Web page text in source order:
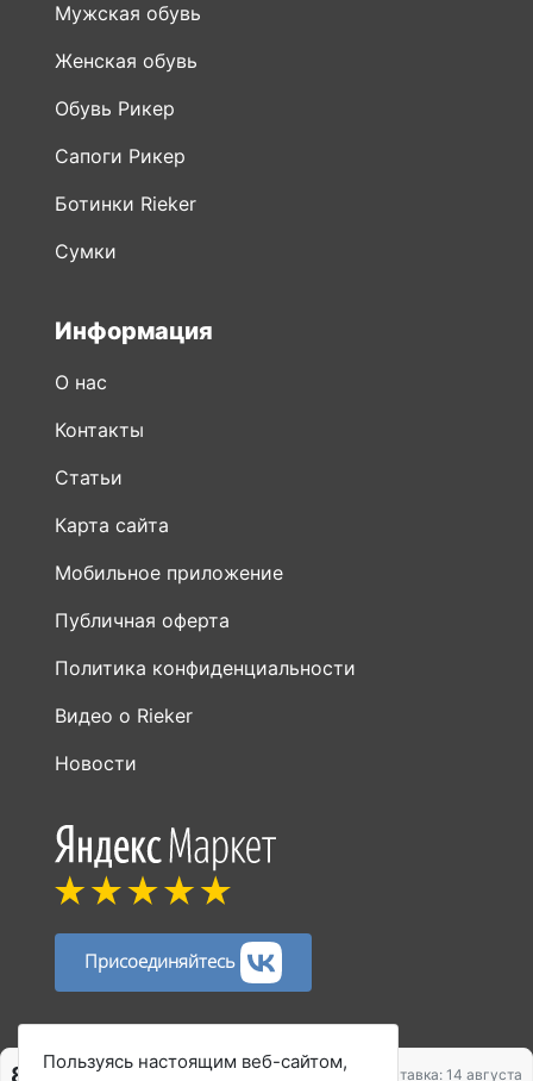
Мужская обувь
Женская обувь
Обувь Рикер
Сапоги Рикер
Ботинки Rieker
Сумки
Информация
О нас
Контакты
Статьи
Карта сайта
Мобильное приложение
Публичная оферта
Политика конфиденциальности
Видео о Rieker
Новости
Присоединяйтесь
Пользуясь настоящим веб-сайтом,
8 246 ₽ Доставка: 14 августа